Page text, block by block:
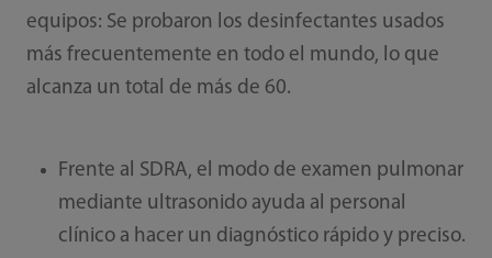
equipos: Se probaron los desinfectantes usados
más frecuentemente en todo el mundo, lo que
alcanza un total de más de 60.
Frente al SDRA, el modo de examen pulmonar
mediante ultrasonido ayuda al personal
clínico a hacer un diagnóstico rápido y preciso.